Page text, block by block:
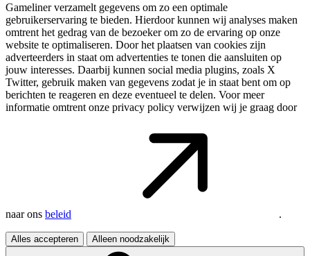
Gameliner verzamelt gegevens om zo een optimale
gebruikerservaring te bieden. Hierdoor kunnen wij analyses maken
omtrent het gedrag van de bezoeker om zo de ervaring op onze
website te optimaliseren. Door het plaatsen van cookies zijn
adverteerders in staat om advertenties te tonen die aansluiten op
jouw interesses. Daarbij kunnen social media plugins, zoals X
Twitter, gebruik maken van gegevens zodat je in staat bent om op
berichten te reageren en deze eventueel te delen. Voor meer
informatie omtrent onze privacy policy verwijzen wij je graag door
naar ons beleid .
Alles accepteren Alleen noodzakelijk